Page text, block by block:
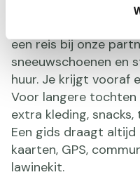
(type B/C),
een reis bij onze
sneeuwschoenen en
huur. Je krijgt vooraf
Voor langere
extra kleding,
Een gids draagt
kaarten, GPS,
lawinekit.